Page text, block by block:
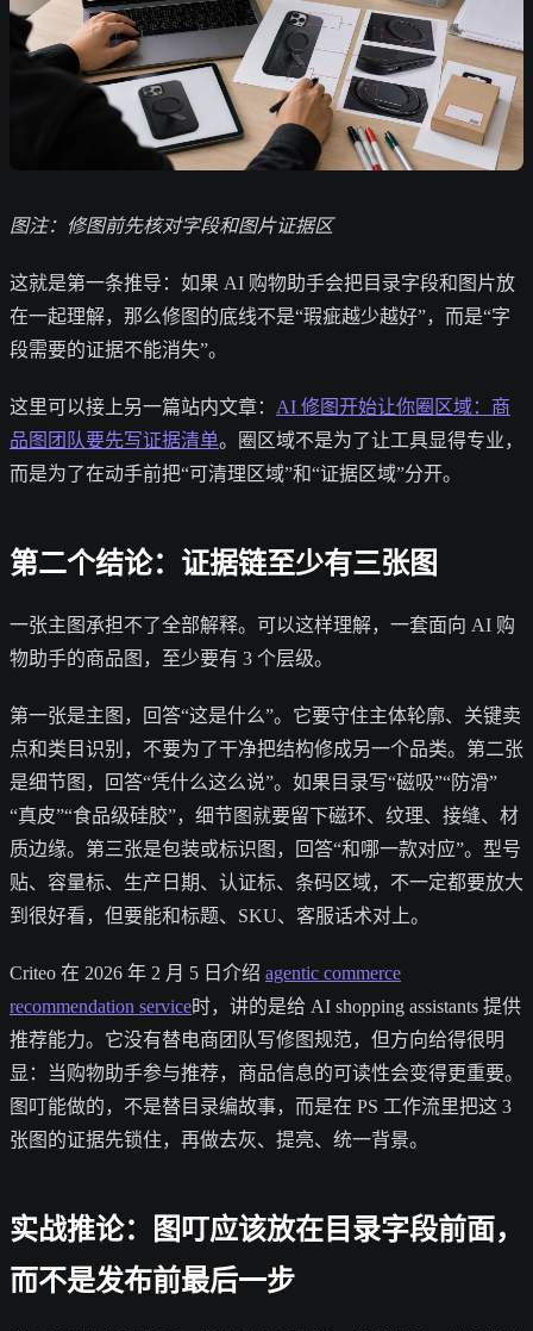
图注：修图前先核对字段和图片证据区
这就是第一条推导：如果 AI 购物助手会把目录字段和图片放
在一起理解，那么修图的底线不是“瑕疵越少越好”，而是“字
段需要的证据不能消失”。
这里可以接上另一篇站内文章： AI 修图开始让你圈区域：商
品图团队要先写证据清单。圈区域不是为了让工具显得专业，
而是为了在动手前把“可清理区域”和“证据区域”分开。
第二个结论：证据链至少有三张图
一张主图承担不了全部解释。可以这样理解，一套面向 AI 购
物助手的商品图，至少要有 3 个层级。
第一张是主图，回答“这是什么”。它要守住主体轮廓、关键卖
点和类目识别，不要为了干净把结构修成另一个品类。第二张
是细节图，回答“凭什么这么说”。如果目录写“磁吸”“防滑”
“真皮”“食品级硅胶”，细节图就要留下磁环、纹理、接缝、材
质边缘。第三张是包装或标识图，回答“和哪一款对应”。型号
贴、容量标、生产日期、认证标、条码区域，不一定都要放大
到很好看，但要能和标题、SKU、客服话术对上。
Criteo 在 2026 年 2 月 5 日介绍 agentic commerce
recommendation service时，讲的是给 AI shopping assistants 提供
推荐能力。它没有替电商团队写修图规范，但方向给得很明
显：当购物助手参与推荐，商品信息的可读性会变得更重要。
图叮能做的，不是替目录编故事，而是在 PS 工作流里把这 3
张图的证据先锁住，再做去灰、提亮、统一背景。
实战推论：图叮应该放在目录字段前面，
而不是发布前最后一步